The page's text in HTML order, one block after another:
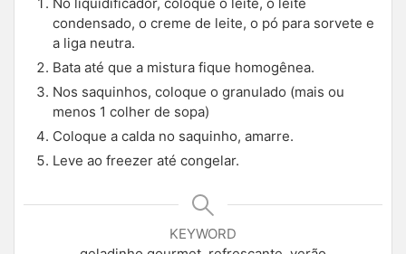
condensado, o creme de leite, o pó para sorvete e
a liga neutra.
Bata até que a mistura fique homogênea.
Nos saquinhos, coloque o granulado (mais ou
menos 1 colher de sopa)
Coloque a calda no saquinho, amarre.
Leve ao freezer até congelar.
KEYWORD